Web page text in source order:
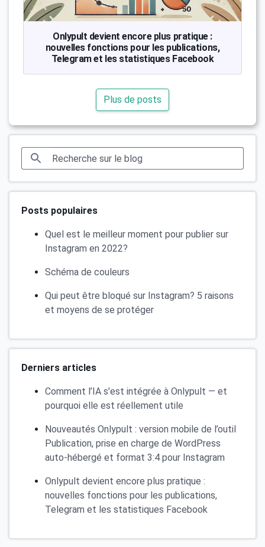
Onlypult devient encore plus pratique :
nouvelles fonctions pour les publications,
Telegram et les statistiques Facebook
Plus de posts
Posts populaires
Quel est le meilleur moment pour publier sur
Instagram en 2022?
Schéma de couleurs
Qui peut être bloqué sur Instagram? 5 raisons
et moyens de se protéger
Derniers articles
Comment l’IA s’est intégrée à Onlypult — et
pourquoi elle est réellement utile
Nouveautés Onlypult : version mobile de l’outil
Publication, prise en charge de WordPress
auto-hébergé et format 3:4 pour Instagram
Onlypult devient encore plus pratique :
nouvelles fonctions pour les publications,
Telegram et les statistiques Facebook